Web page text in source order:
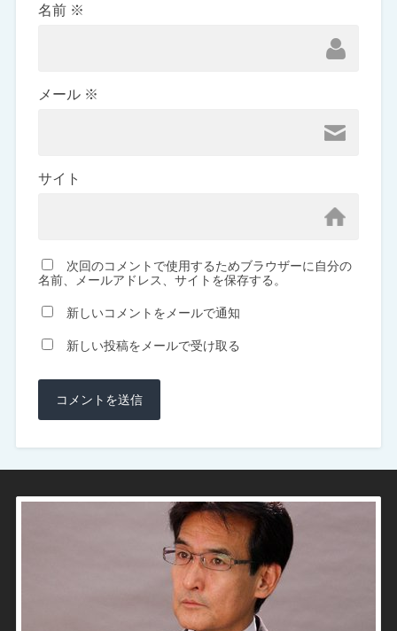
名前 ※
メール ※
サイト
次回のコメントで使用するためブラウザーに自分の
名前、メールアドレス、サイトを保存する。
新しいコメントをメールで通知
新しい投稿をメールで受け取る